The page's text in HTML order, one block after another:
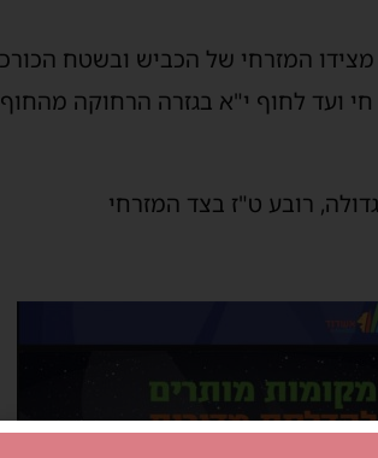
ועד לחוף י"א בגזרה הרחוקה מהחוף
רובע ט"ז בצד המזרחי